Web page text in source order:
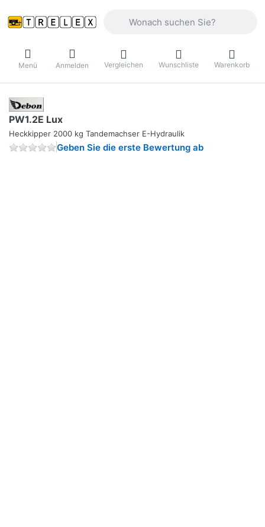
Menü Anmelden Vergleichen Wunschliste Warenkorb
PW1.2E Lux
Heckkipper 2000 kg Tandemachser E-Hydraulik
Geben Sie die erste Bewertung ab